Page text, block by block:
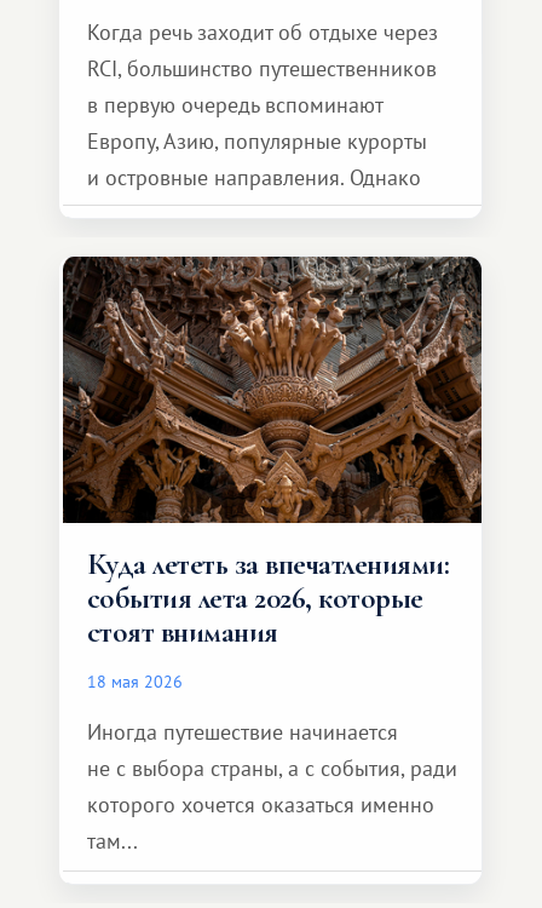
Когда речь заходит об отдыхе через
RCI, большинство путешественников
в первую очередь вспоминают
Европу, Азию, популярные курорты
и островные направления. Однако
возможности обменной системы
значительно шире. Среди них есть
и Африка — континент, который
способен подарить совершенно иной
формат путешествия.
Куда лететь за впечатлениями:
события лета 2026, которые
стоят внимания
18 мая 2026
Иногда путешествие начинается
не с выбора страны, а с события, ради
которого хочется оказаться именно
там...